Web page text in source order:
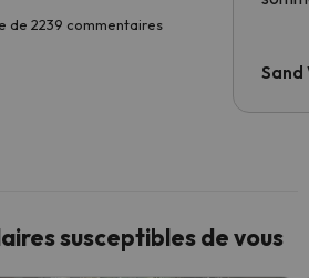
de 2239 commentaires
Sand
susceptibles de vous